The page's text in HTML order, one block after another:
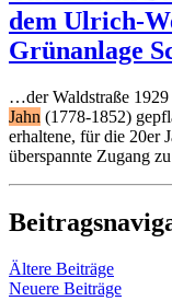
dem Ulrich-
Grünanlage
…der Waldstraße
Jahn (1778-1852)
erhaltene, für die 20er
überspannte Zugang
Ältere Beiträge
Neuere Beiträge